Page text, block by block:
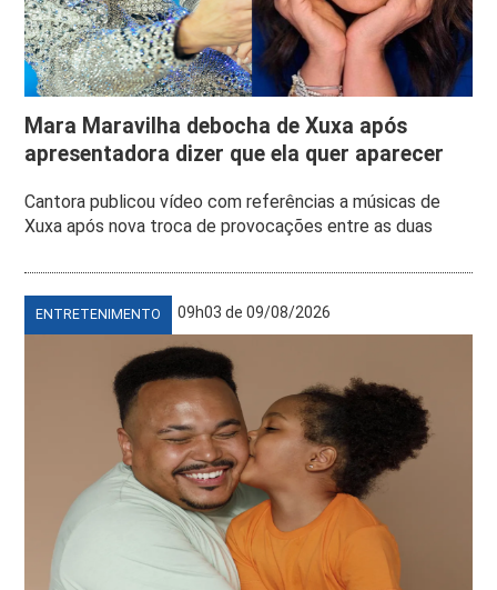
Mara Maravilha debocha de Xuxa após
apresentadora dizer que ela quer aparecer
Cantora publicou vídeo com referências a músicas de
Xuxa após nova troca de provocações entre as duas
ENTRETENIMENTO 09h03 de 09/08/2026